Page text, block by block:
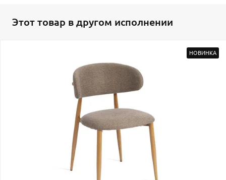
Этот товар в другом исполнении
НОВИНКА